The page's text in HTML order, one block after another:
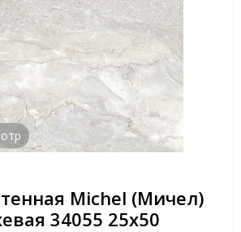
Michel (Мичел)
34055 25х50